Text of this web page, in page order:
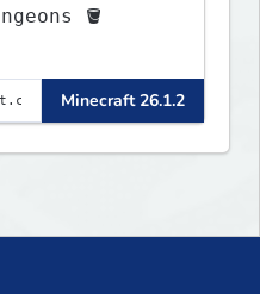
Minecraft 26.1.2